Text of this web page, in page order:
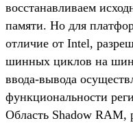
восстанавливаем
памяти. Но для
отличие от Intel,
шинных циклов на
ввода-вывода
функциональности
Область Shadow RAM,